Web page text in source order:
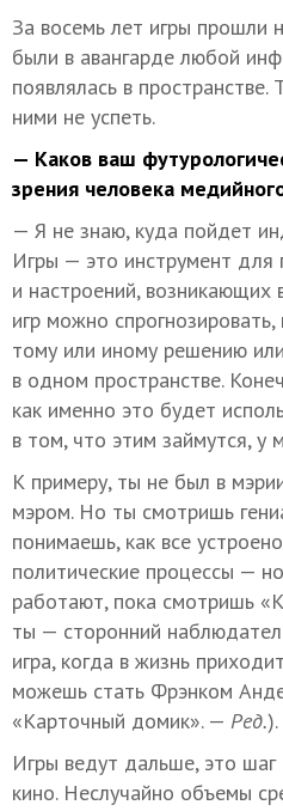
За восемь лет игры прошли
были в авангарде любой
появлялась в
ними не успеть.
— Каков ваш
зрения человека
— Я не знаю, куда пойдет
Игры — это инструмент для
и настроений,
игр можно
тому или иному решению
в одном пространстве.
как именно это будет
в том, что этим займутся, у
К примеру, ты не был в
мэром. Но ты смотришь
понимаешь, как все
политические процессы —
работают, пока смотришь
ты — сторонний
игра, когда в жизнь
можешь стать Фрэнком
«Карточный домик». — Ред.).
Игры ведут дальше, это
кино. Неслучайно объемы